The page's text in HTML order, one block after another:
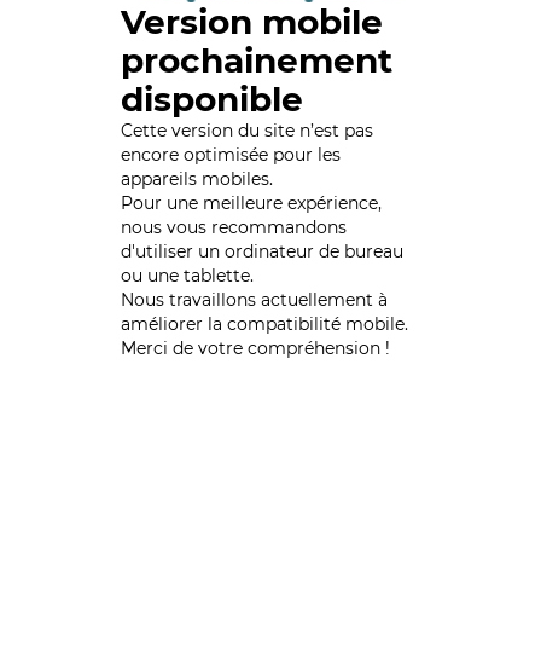
Version mobile
prochainement
disponible
Cette version du site n’est pas
encore optimisée pour les
appareils mobiles.
Pour une meilleure expérience,
nous vous recommandons
d'utiliser un ordinateur de bureau
ou une tablette.
Nous travaillons actuellement à
améliorer la compatibilité mobile.
Merci de votre compréhension !